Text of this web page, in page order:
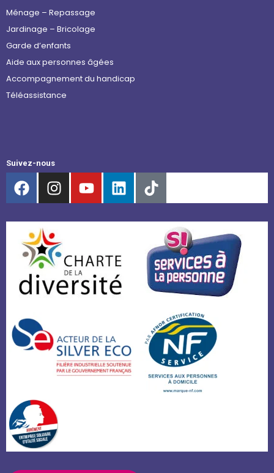
Ménage – Repassage
Jardinage – Bricolage
Garde d’enfants
Aide aux personnes âgées
Accompagnement du handicap
Téléassistance
Suivez-nous